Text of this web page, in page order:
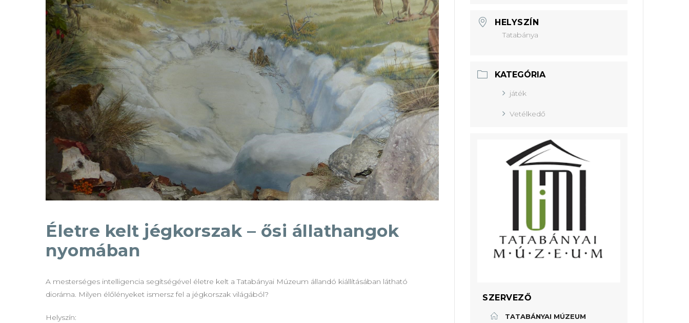
Életre kelt jégkorszak – ősi állathangok
nyomában
A mesterséges intelligencia segítségével életre kelt a Tatabányai Múzeum állandó kiállításában látható
dioráma. Milyen élőlényeket ismersz fel a jégkorszak világából?
Helyszín:
HELYSZÍN
Tatabánya
KATEGÓRIA
játék
Vetélkedő
SZERVEZŐ
TATABÁNYAI MÚZEUM